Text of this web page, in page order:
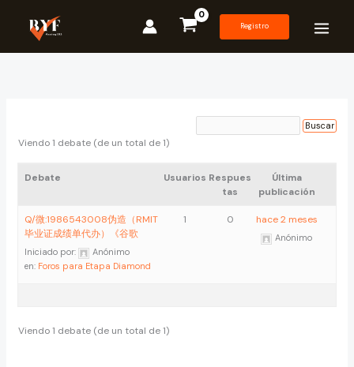
contenido
Registro
Viendo 1 debate (de un total de 1)
Debate Usuarios Respues
tas
Última
publicación
Q/微:1986543008伪造（RMIT
毕业证成绩单代办）《谷歌
Iniciado por:
Anónimo
en: Foros para Etapa Diamond
1 0 hace 2 meses
Anónimo
Viendo 1 debate (de un total de 1)